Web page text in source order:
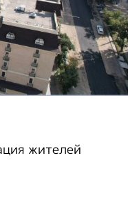
жителей